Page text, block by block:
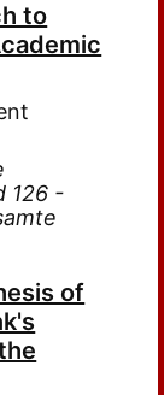
to
126 -
of